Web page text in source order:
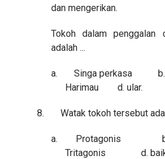
dan mengerikan.
Tokoh dalam
adalah ...
a.
Singa perkasa
Harimau d. ular.
8. Watak tokoh tersebut
a.
Protagonis
Tritagonis d. baik